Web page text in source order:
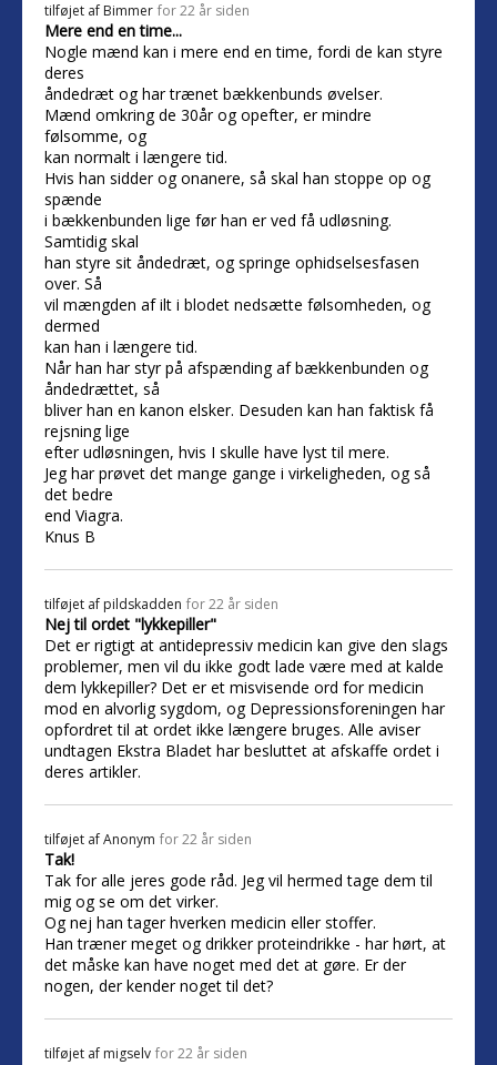
tilføjet af Bimmer for 22 år siden
Mere end en time...
Nogle mænd kan i mere end en time, fordi de kan styre
deres
åndedræt og har trænet bækkenbunds øvelser.
Mænd omkring de 30år og opefter, er mindre
følsomme, og
kan normalt i længere tid.
Hvis han sidder og onanere, så skal han stoppe op og
spænde
i bækkenbunden lige før han er ved få udløsning.
Samtidig skal
han styre sit åndedræt, og springe ophidselsesfasen
over. Så
vil mængden af ilt i blodet nedsætte følsomheden, og
dermed
kan han i længere tid.
Når han har styr på afspænding af bækkenbunden og
åndedrættet, så
bliver han en kanon elsker. Desuden kan han faktisk få
rejsning lige
efter udløsningen, hvis I skulle have lyst til mere.
Jeg har prøvet det mange gange i virkeligheden, og så
det bedre
end Viagra.
Knus B
tilføjet af pildskadden for 22 år siden
Nej til ordet "lykkepiller"
Det er rigtigt at antidepressiv medicin kan give den slags
problemer, men vil du ikke godt lade være med at kalde
dem lykkepiller? Det er et misvisende ord for medicin
mod en alvorlig sygdom, og Depressionsforeningen har
opfordret til at ordet ikke længere bruges. Alle aviser
undtagen Ekstra Bladet har besluttet at afskaffe ordet i
deres artikler.
tilføjet afAnonym for 22 år siden
Tak!
Tak for alle jeres gode råd. Jeg vil hermed tage dem til
mig og se om det virker.
Og nej han tager hverken medicin eller stoffer.
Han træner meget og drikker proteindrikke - har hørt, at
det måske kan have noget med det at gøre. Er der
nogen, der kender noget til det?
tilføjet af migselv for 22 år siden